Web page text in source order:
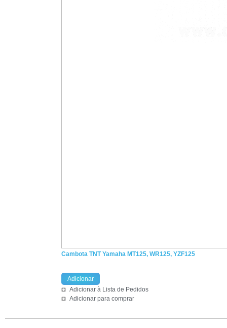
Cambota TNT Yamaha MT125, WR125, YZF125
Adicionar
Adicionar à Lista de Pedidos
Adicionar para comprar